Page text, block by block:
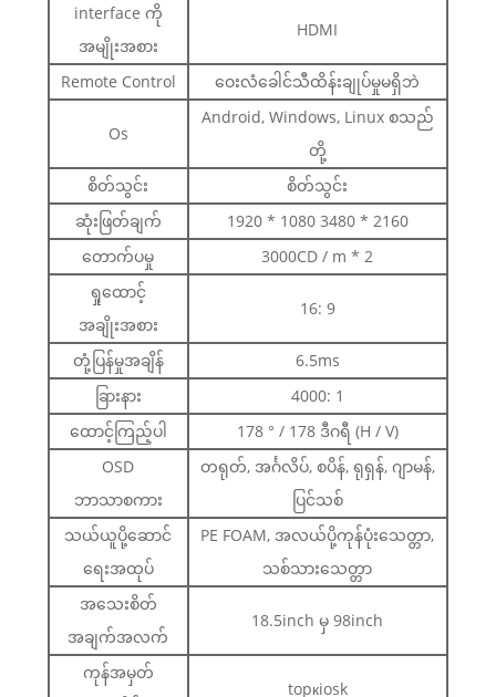
interface ကို
အမျိုးအစား
HDMI
Remote Control ဝေးလံခေါင်သီထိန်းချုပ်မှုမရှိဘဲ
Os
Android, Windows, Linux စသည်
တို့
စိတ်သွင်း
စိတ်သွင်း
ဆုံးဖြတ်ချက်
1920 * 1080 3480 * 2160
တောက်ပမှု
3000CD / m * 2
ရှုထောင့်
အချိုးအစား
16: 9
တုံ့ပြန်မှုအချိန်
6.5ms
ခြားနား
4000: 1
ထောင့်ကြည့်ပါ
178 ° / 178 ဒီဂရီ (H / V)
OSD
ဘာသာစကား
တရုတ်, အင်္ဂလိပ်, စပိန်, ရုရှန်, ဂျာမန်,
ပြင်သစ်
သယ်ယူပို့ဆောင်
ရေးအထုပ်
PE FOAM, အလယ်ပို့ကုန်ပုံးသေတ္တာ,
သစ်သားသေတ္တာ
အသေးစိတ်
အချက်အလက်
18.5inch မှ 98inch
ကုန်အမှတ်
topкiosk